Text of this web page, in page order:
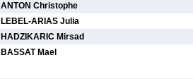
ANTON Christophe
LEBEL-ARIAS Julia
HADZIKARIC Mirsad
BASSAT Mael